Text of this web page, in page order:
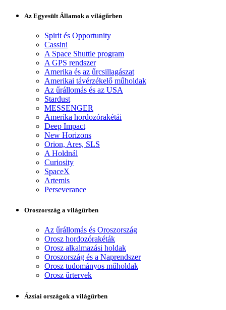
Az Egyesült Államok a világűrben
Spirit és Opportunity
Cassini
A Space Shuttle program
A GPS rendszer
Amerika és az űrcsillagászat
Amerikai távérzékelő műholdak
Az űrállomás és az USA
Stardust
MESSENGER
Amerika hordozórakétái
Deep Impact
New Horizons
Orion, Ares, SLS
A Holdnál
Curiosity
SpaceX
Artemis
Perseverance
Oroszország a világűrben
Az űrállomás és Oroszország
Orosz hordozórakéták
Orosz alkalmazási holdak
Oroszország és a Naprendszer
Orosz tudományos műholdak
Orosz űrtervek
Ázsiai országok a világűrben